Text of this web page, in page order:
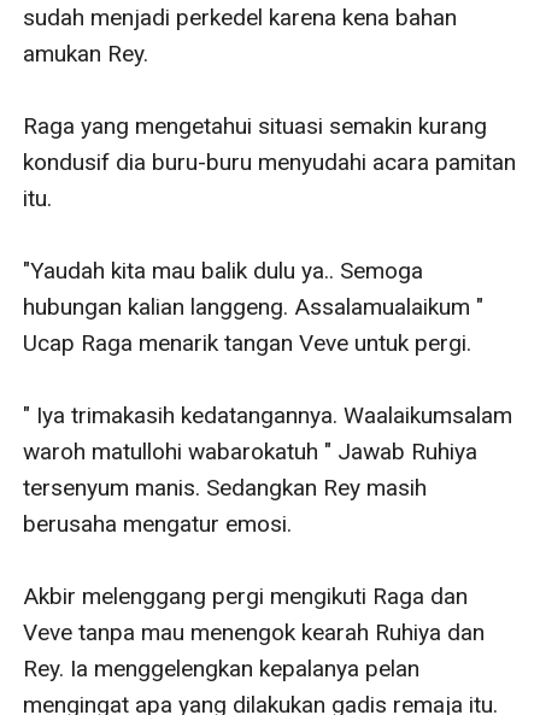
sudah menjadi perkedel karena kena bahan
amukan Rey.
Raga yang mengetahui situasi semakin kurang
kondusif dia buru-buru menyudahi acara pamitan
itu.
"Yaudah kita mau balik dulu ya.. Semoga
hubungan kalian langgeng. Assalamualaikum "
Ucap Raga menarik tangan Veve untuk pergi.
" Iya trimakasih kedatangannya. Waalaikumsalam
waroh matullohi wabarokatuh " Jawab Ruhiya
tersenyum manis. Sedangkan Rey masih
berusaha mengatur emosi.
Akbir melenggang pergi mengikuti Raga dan
Veve tanpa mau menengok kearah Ruhiya dan
Rey. Ia menggelengkan kepalanya pelan
mengingat apa yang dilakukan gadis remaja itu.